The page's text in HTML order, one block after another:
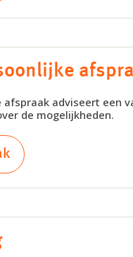
adviseert een
de mogelijkheden.